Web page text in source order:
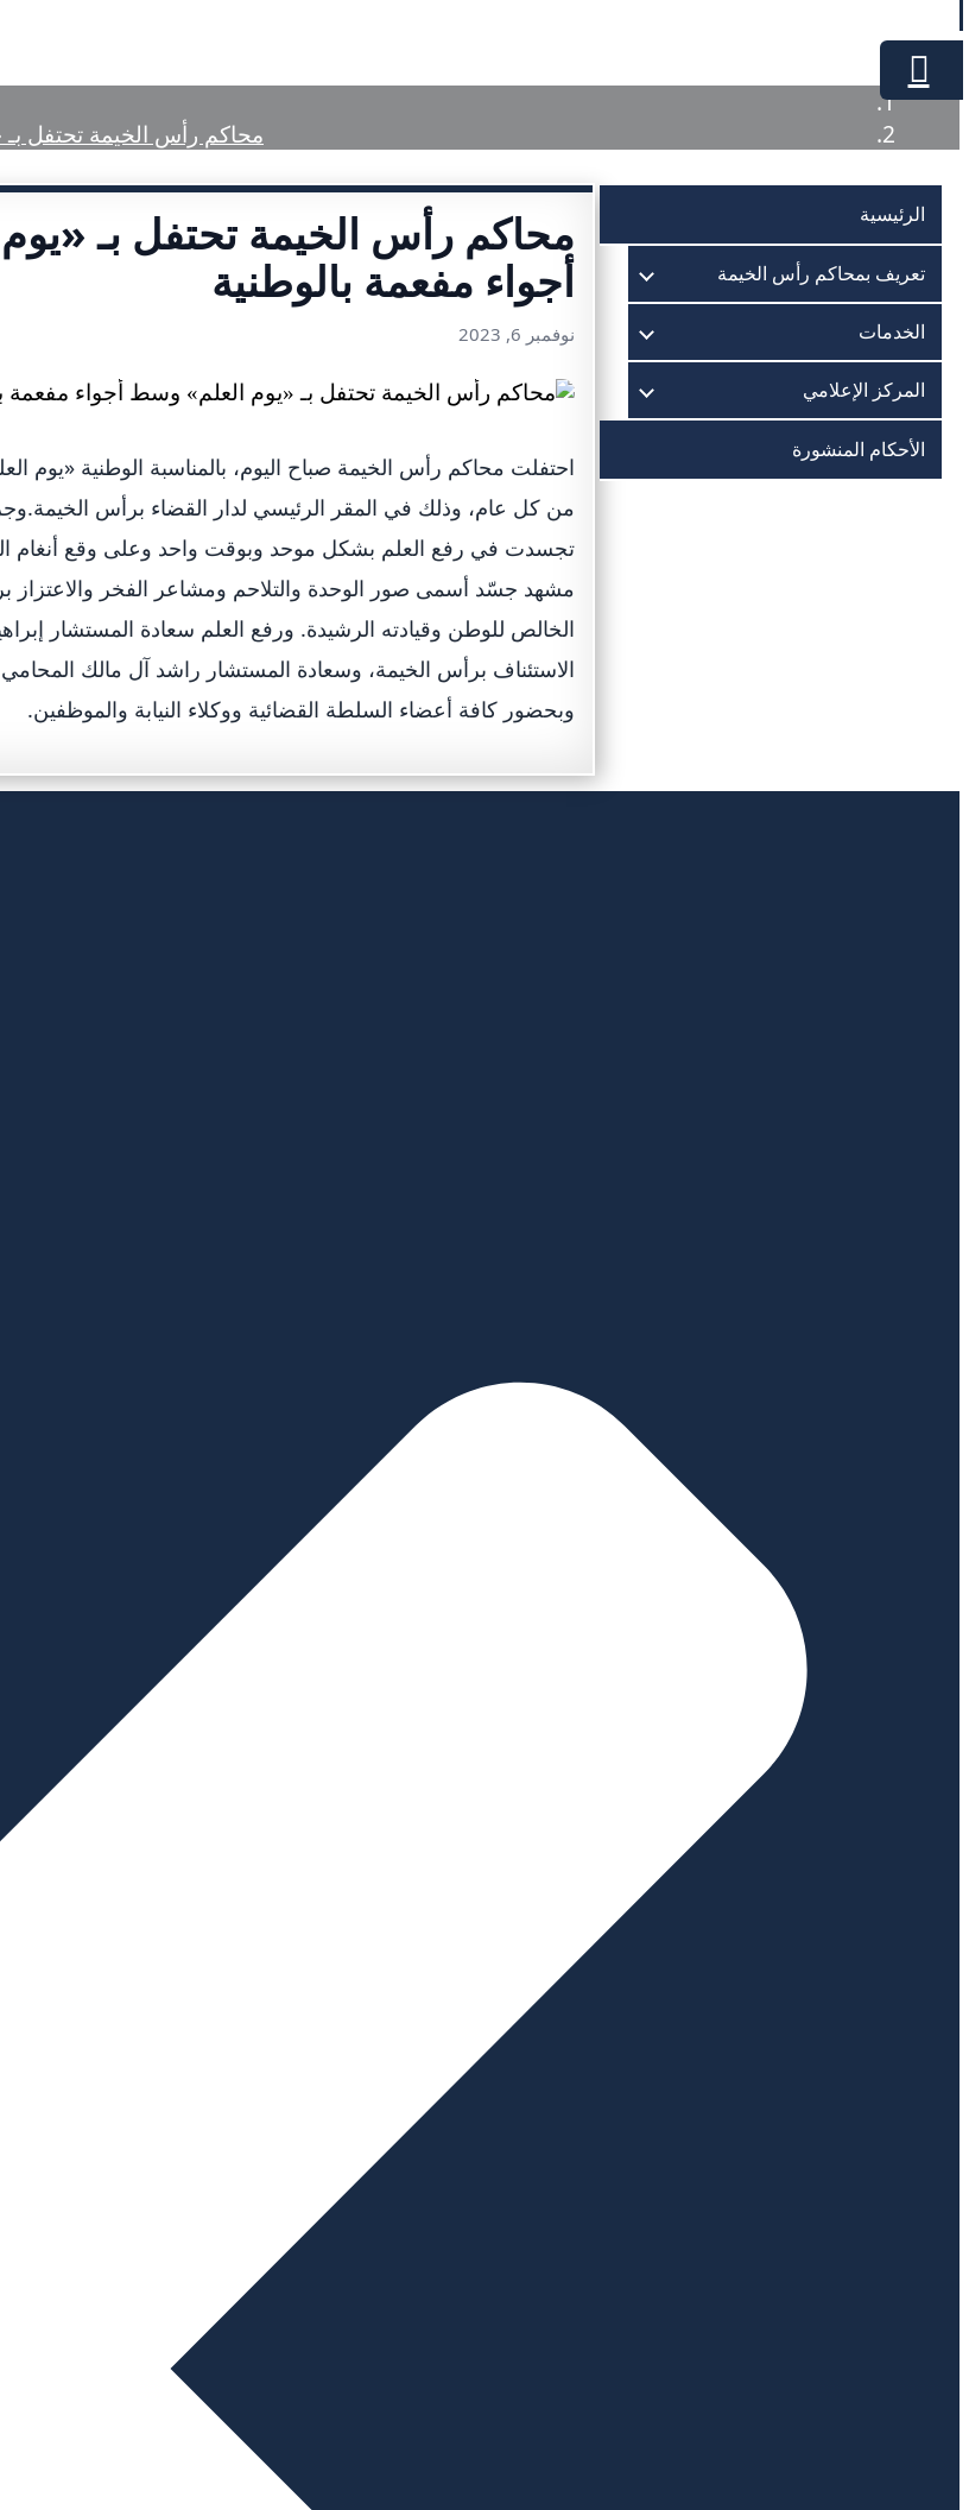
محاكم رأس الخيمة تحتفل
الرئيسية
تعريف بمحاكم رأس الخيمة
الخدمات
المركز الإعلامي
الأحكام المنشورة
محاكم رأس الخيمة تحتفل بـ
أجواء مفعمة بالوطنية
نوفمبر 6, 2023
احتفلت محاكم رأس الخيمة صباح اليوم، بالمناسبة الوطنية «يوم
من كل عام، وذلك في المقر الرئيسي لدار القضاء برأس
تجسدت في رفع العلم بشكل موحد وبوقت واحد وعلى وقع أنغام
مشهد جسّد أسمى صور الوحدة والتلاحم ومشاعر الفخر والاعتزاز
الخالص للوطن وقيادته الرشيدة. ورفع العلم سعادة المستشار
الاستئناف برأس الخيمة، وسعادة المستشار راشد آل مالك المحامي
وبحضور كافة أعضاء السلطة القضائية ووكلاء النيابة والموظفين.